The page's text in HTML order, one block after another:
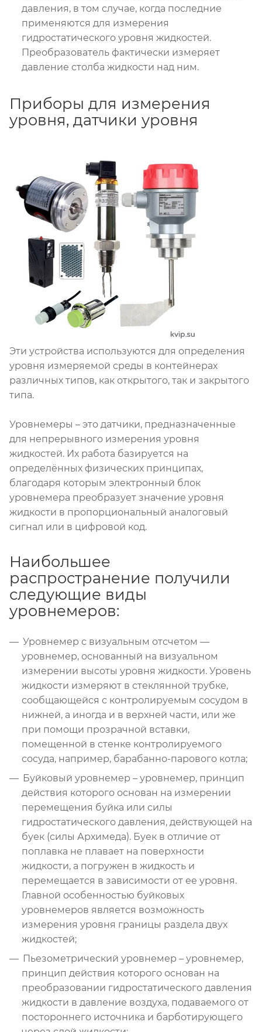
давления, в том случае, когда последние
применяются для измерения
гидростатического уровня жидкостей.
Преобразователь фактически измеряет
давление столба жидкости над ним.
Приборы для измерения
уровня, датчики уровня
Эти устройства используются для определения
уровня измеряемой среды в контейнерах
различных типов, как открытого, так и закрытого
типа.
Уровнемеры – это датчики, предназначенные
для непрерывного измерения уровня
жидкостей. Их работа базируется на
определённых физических принципах,
благодаря которым электронный блок
уровнемера преобразует значение уровня
жидкости в пропорциональный аналоговый
сигнал или в цифровой код.
Наибольшее
распространение получили
следующие виды
уровнемеров:
Уровнемер с визуальным отсчетом —
уровнемер, основанный на визуальном
измерении высоты уровня жидкости. Уровень
жидкости измеряют в стеклянной трубке,
сообщающейся с контролируемым сосудом в
нижней, а иногда и в верхней части, или же
при помощи прозрачной вставки,
помещенной в стенке контролируемого
сосуда, например, барабанно-парового котла;
Буйковый уровнемер – уровнемер, принцип
действия которого основан на измерении
перемещения буйка или силы
гидростатического давления, действующей на
буек (силы Архимеда). Буек в отличие от
поплавка не плавает на поверхности
жидкости, а погружен в жидкость и
перемещается в зависимости от ее уровня.
Главной особенностью буйковых
уровнемеров является возможность
измерения уровня границы раздела двух
жидкостей;
Пьезометрический уровнемер – уровнемер,
принцип действия которого основан на
преобразовании гидростатического давления
жидкости в давление воздуха, подаваемого от
постороннего источника и барботирующего